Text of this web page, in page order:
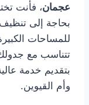
عجمان، فأنت
بحاجة إلى
للمساحات
تتناسب مع جدولك
بتقديم خدمة
وأم القيوين.